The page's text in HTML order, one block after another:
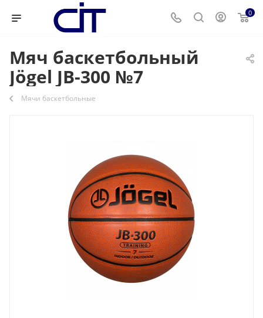
0
Мяч баскетбольный
Jögel JB-300 №7
Мячи баскетбольные